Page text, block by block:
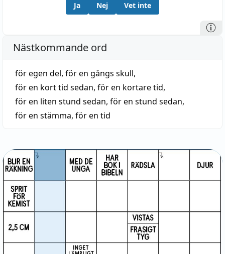
Ja Nej Vet inte
Nästkommande ord
för egen del, för en gångs skull,
för en kort tid sedan, för en kortare tid,
för en liten stund sedan, för en stund sedan,
för en stämma, för en tid